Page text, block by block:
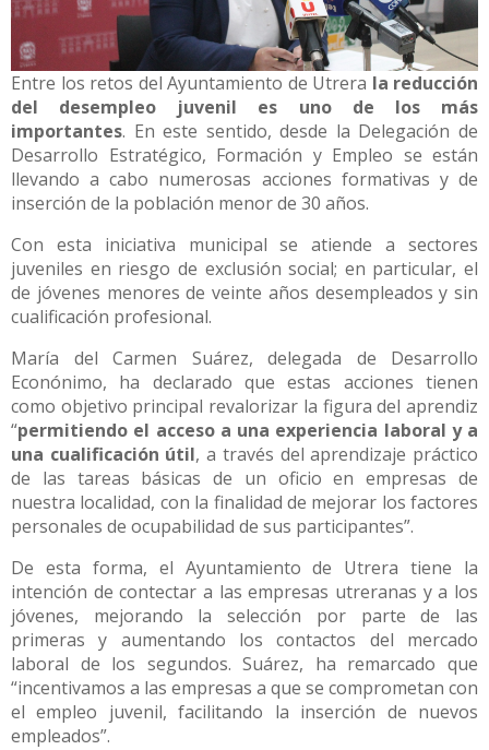
Entre los retos del Ayuntamiento de Utrera la reducción
del desempleo juvenil es uno de los más
importantes. En este sentido, desde la Delegación de
Desarrollo Estratégico, Formación y Empleo se están
llevando a cabo numerosas acciones formativas y de
inserción de la población menor de 30 años.
Con esta iniciativa municipal se atiende a sectores
juveniles en riesgo de exclusión social; en particular, el
de jóvenes menores de veinte años desempleados y sin
cualificación profesional.
María del Carmen Suárez, delegada de Desarrollo
Econónimo, ha declarado que estas acciones tienen
como objetivo principal revalorizar la figura del aprendiz
“permitiendo el acceso a una experiencia laboral y a
una cualificación útil, a través del aprendizaje práctico
de las tareas básicas de un oficio en empresas de
nuestra localidad, con la finalidad de mejorar los factores
personales de ocupabilidad de sus participantes”.
De esta forma, el Ayuntamiento de Utrera tiene la
intención de contectar a las empresas utreranas y a los
jóvenes, mejorando la selección por parte de las
primeras y aumentando los contactos del mercado
laboral de los segundos. Suárez, ha remarcado que
“incentivamos a las empresas a que se comprometan con
el empleo juvenil, facilitando la inserción de nuevos
empleados”.